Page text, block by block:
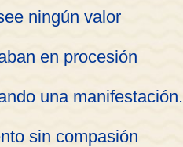
ningún valor
en procesión
una manifestación.
sin compasión